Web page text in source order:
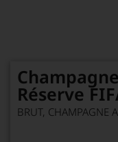
Réserve
BRUT, CHAMPAGNE